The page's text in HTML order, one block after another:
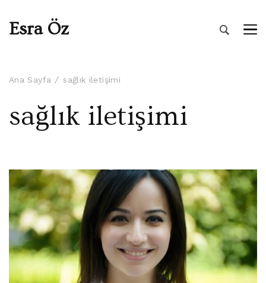
Esra Öz
Ana Sayfa sağlık iletişimi
sağlık iletişimi